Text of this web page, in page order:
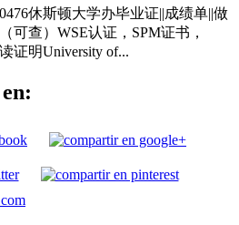
休斯顿大学办毕业证||成绩单||做
可查）WSE认证，SPM证书，
证明University of...